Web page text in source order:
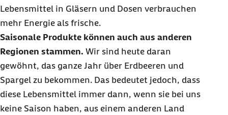
Lebensmittel in Gläsern und Dosen verbrauchen
mehr Energie als frische.
Saisonale Produkte können auch aus anderen
Regionen stammen. Wir sind heute daran
gewöhnt, das ganze Jahr über Erdbeeren und
Spargel zu bekommen. Das bedeutet jedoch, dass
diese Lebensmittel immer dann, wenn sie bei uns
keine Saison haben, aus einem anderen Land